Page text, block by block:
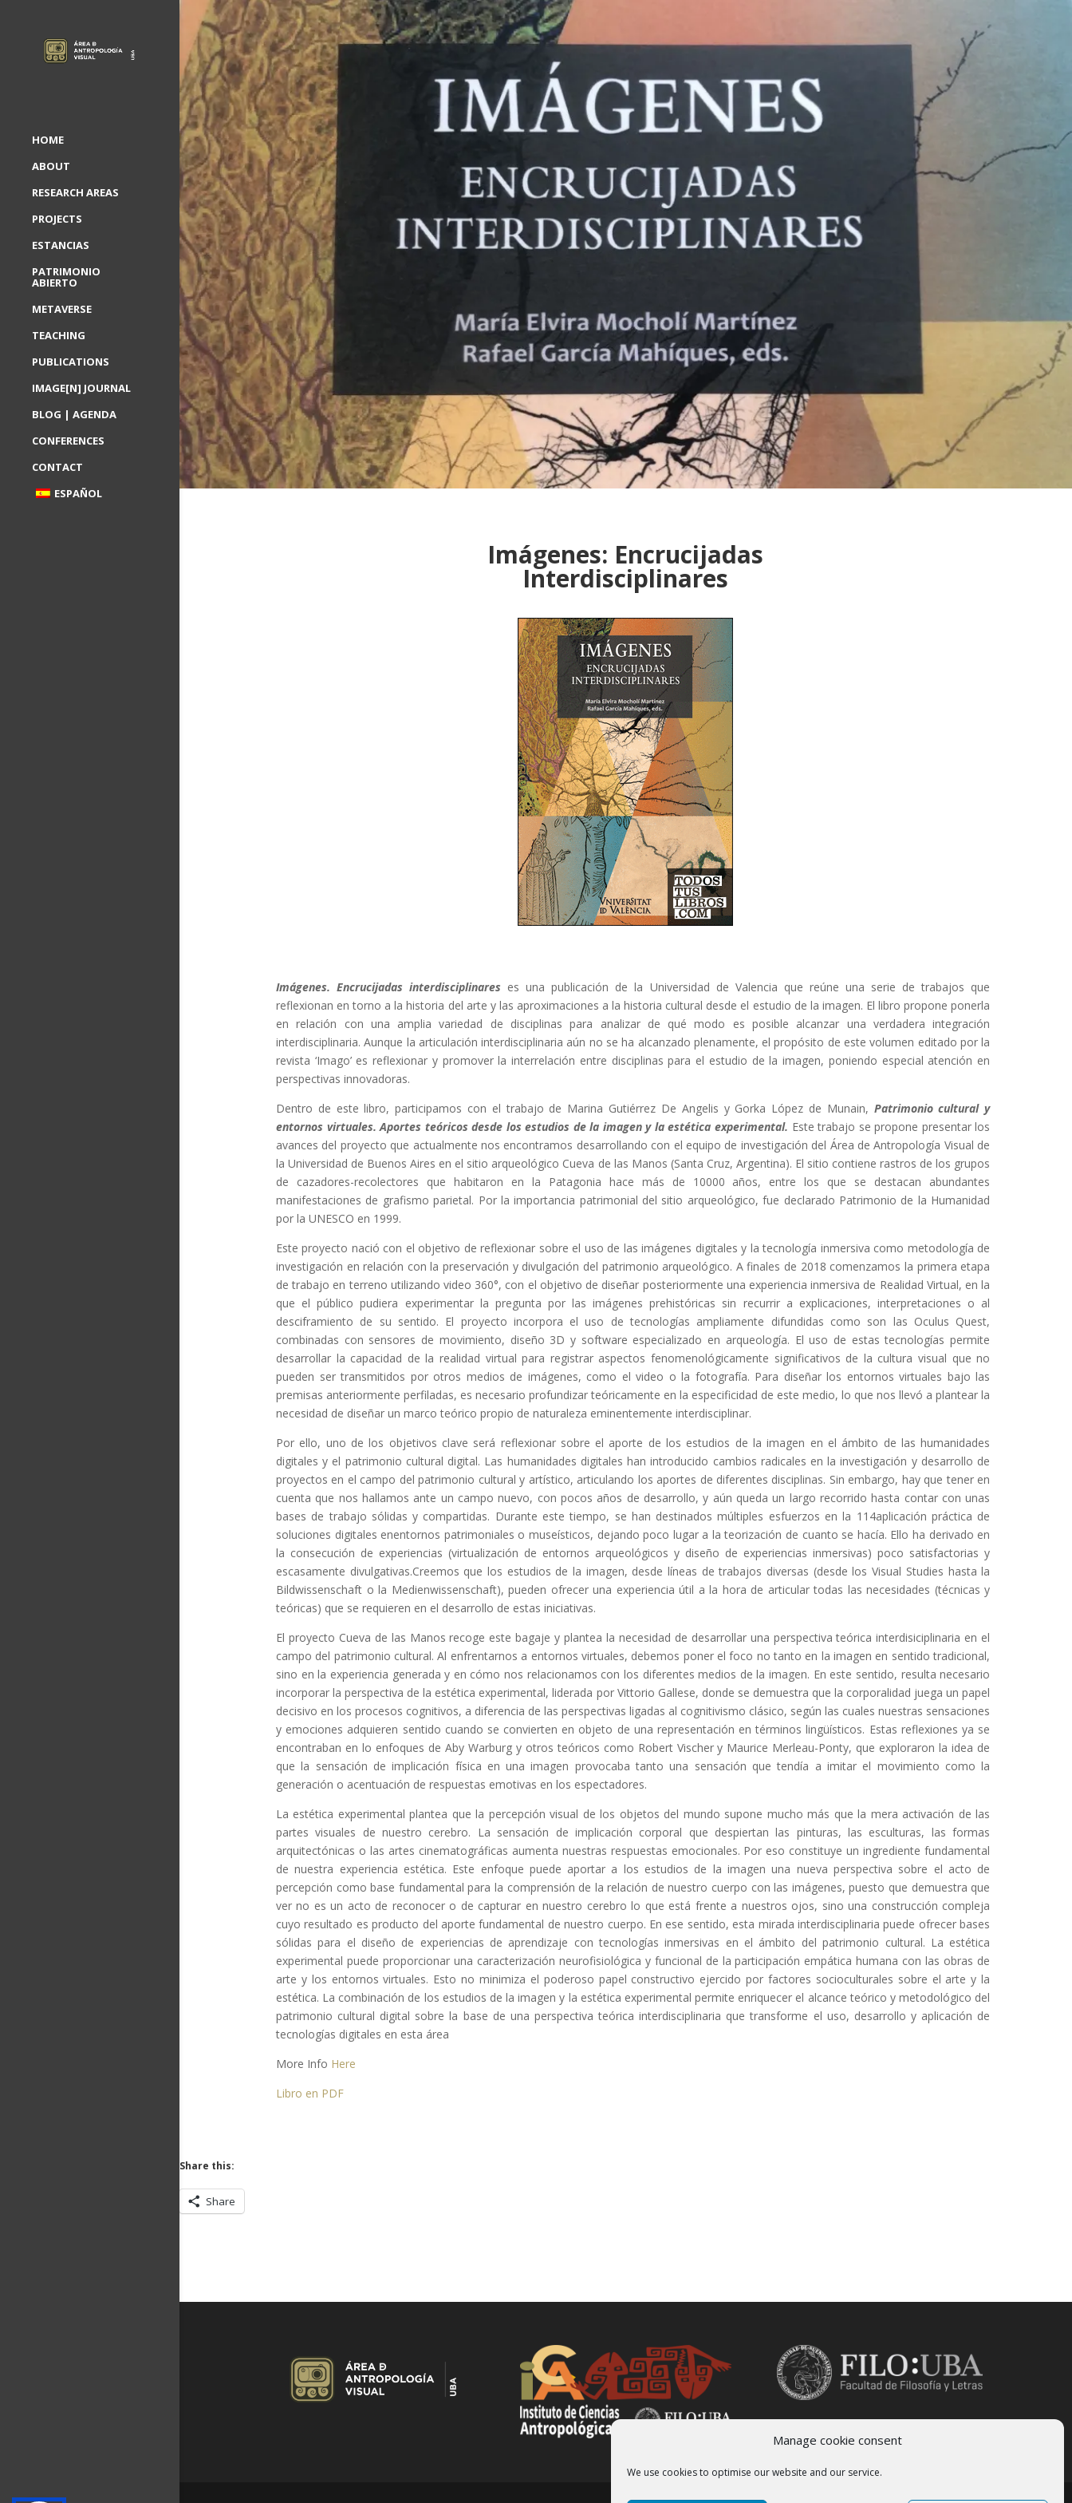
Manage cookie consent
We use cookies to optimise our website and our service.
HOME
ABOUT
RESEARCH AREAS
PROJECTS
ESTANCIAS
PATRIMONIO
ABIERTO
METAVERSE
TEACHING
PUBLICATIONS
IMAGE[N] JOURNAL
BLOG | AGENDA
CONFERENCES
CONTACT
ESPAÑOL
Imágenes: Encrucijadas
Interdisciplinares
Imágenes. Encrucijadas interdisciplinares es una publicación de la Universidad de Valencia que reúne una serie de trabajos que
reflexionan en torno a la historia del arte y las aproximaciones a la historia cultural desde el estudio de la imagen. El libro propone ponerla
en relación con una amplia variedad de disciplinas para analizar de qué modo es posible alcanzar una verdadera integración
interdisciplinaria. Aunque la articulación interdisciplinaria aún no se ha alcanzado plenamente, el propósito de este volumen editado por la
revista ‘Imago’ es reflexionar y promover la interrelación entre disciplinas para el estudio de la imagen, poniendo especial atención en
perspectivas innovadoras.
Dentro de este libro, participamos con el trabajo de Marina Gutiérrez De Angelis y Gorka López de Munain, Patrimonio cultural y
entornos virtuales. Aportes teóricos desde los estudios de la imagen y la estética experimental. Este trabajo se propone presentar los
avances del proyecto que actualmente nos encontramos desarrollando con el equipo de investigación del Área de Antropología Visual de
la Universidad de Buenos Aires en el sitio arqueológico Cueva de las Manos (Santa Cruz, Argentina). El sitio contiene rastros de los grupos
de cazadores-recolectores que habitaron en la Patagonia hace más de 10000 años, entre los que se destacan abundantes
manifestaciones de grafismo parietal. Por la importancia patrimonial del sitio arqueológico, fue declarado Patrimonio de la Humanidad
por la UNESCO en 1999.
Este proyecto nació con el objetivo de reflexionar sobre el uso de las imágenes digitales y la tecnología inmersiva como metodología de
investigación en relación con la preservación y divulgación del patrimonio arqueológico. A finales de 2018 comenzamos la primera etapa
de trabajo en terreno utilizando video 360°, con el objetivo de diseñar posteriormente una experiencia inmersiva de Realidad Virtual, en la
que el público pudiera experimentar la pregunta por las imágenes prehistóricas sin recurrir a explicaciones, interpretaciones o al
desciframiento de su sentido. El proyecto incorpora el uso de tecnologías ampliamente difundidas como son las Oculus Quest,
combinadas con sensores de movimiento, diseño 3D y software especializado en arqueología. El uso de estas tecnologías permite
desarrollar la capacidad de la realidad virtual para registrar aspectos fenomenológicamente significativos de la cultura visual que no
pueden ser transmitidos por otros medios de imágenes, como el video o la fotografía. Para diseñar los entornos virtuales bajo las
premisas anteriormente perfiladas, es necesario profundizar teóricamente en la especificidad de este medio, lo que nos llevó a plantear la
necesidad de diseñar un marco teórico propio de naturaleza eminentemente interdisciplinar.
Por ello, uno de los objetivos clave será reflexionar sobre el aporte de los estudios de la imagen en el ámbito de las humanidades
digitales y el patrimonio cultural digital. Las humanidades digitales han introducido cambios radicales en la investigación y desarrollo de
proyectos en el campo del patrimonio cultural y artístico, articulando los aportes de diferentes disciplinas. Sin embargo, hay que tener en
cuenta que nos hallamos ante un campo nuevo, con pocos años de desarrollo, y aún queda un largo recorrido hasta contar con unas
bases de trabajo sólidas y compartidas. Durante este tiempo, se han destinados múltiples esfuerzos en la 114aplicación práctica de
soluciones digitales enentornos patrimoniales o museísticos, dejando poco lugar a la teorización de cuanto se hacía. Ello ha derivado en
la consecución de experiencias (virtualización de entornos arqueológicos y diseño de experiencias inmersivas) poco satisfactorias y
escasamente divulgativas.Creemos que los estudios de la imagen, desde líneas de trabajos diversas (desde los Visual Studies hasta la
Bildwissenschaft o la Medienwissenschaft), pueden ofrecer una experiencia útil a la hora de articular todas las necesidades (técnicas y
teóricas) que se requieren en el desarrollo de estas iniciativas.
El proyecto Cueva de las Manos recoge este bagaje y plantea la necesidad de desarrollar una perspectiva teórica interdisiciplinaria en el
campo del patrimonio cultural. Al enfrentarnos a entornos virtuales, debemos poner el foco no tanto en la imagen en sentido tradicional,
sino en la experiencia generada y en cómo nos relacionamos con los diferentes medios de la imagen. En este sentido, resulta necesario
incorporar la perspectiva de la estética experimental, liderada por Vittorio Gallese, donde se demuestra que la corporalidad juega un papel
decisivo en los procesos cognitivos, a diferencia de las perspectivas ligadas al cognitivismo clásico, según las cuales nuestras sensaciones
y emociones adquieren sentido cuando se convierten en objeto de una representación en términos lingüísticos. Estas reflexiones ya se
encontraban en lo enfoques de Aby Warburg y otros teóricos como Robert Vischer y Maurice Merleau-Ponty, que exploraron la idea de
que la sensación de implicación física en una imagen provocaba tanto una sensación que tendía a imitar el movimiento como la
generación o acentuación de respuestas emotivas en los espectadores.
La estética experimental plantea que la percepción visual de los objetos del mundo supone mucho más que la mera activación de las
partes visuales de nuestro cerebro. La sensación de implicación corporal que despiertan las pinturas, las esculturas, las formas
arquitectónicas o las artes cinematográficas aumenta nuestras respuestas emocionales. Por eso constituye un ingrediente fundamental
de nuestra experiencia estética. Este enfoque puede aportar a los estudios de la imagen una nueva perspectiva sobre el acto de
percepción como base fundamental para la comprensión de la relación de nuestro cuerpo con las imágenes, puesto que demuestra que
ver no es un acto de reconocer o de capturar en nuestro cerebro lo que está frente a nuestros ojos, sino una construcción compleja
cuyo resultado es producto del aporte fundamental de nuestro cuerpo. En ese sentido, esta mirada interdisciplinaria puede ofrecer bases
sólidas para el diseño de experiencias de aprendizaje con tecnologías inmersivas en el ámbito del patrimonio cultural. La estética
experimental puede proporcionar una caracterización neurofisiológica y funcional de la participación empática humana con las obras de
arte y los entornos virtuales. Esto no minimiza el poderoso papel constructivo ejercido por factores socioculturales sobre el arte y la
estética. La combinación de los estudios de la imagen y la estética experimental permite enriquecer el alcance teórico y metodológico del
patrimonio cultural digital sobre la base de una perspectiva teórica interdisciplinaria que transforme el uso, desarrollo y aplicación de
tecnologías digitales en esta área
More Info Here
Libro en PDF
Share this:
Share